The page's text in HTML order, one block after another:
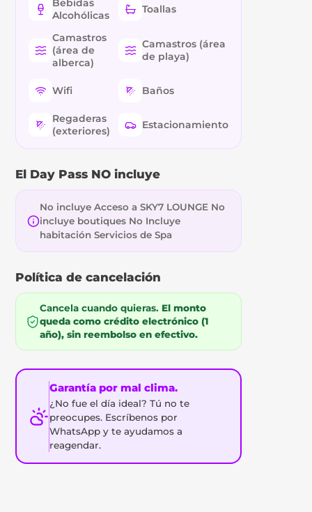
Bebidas
Alcohólicas
Toallas
Camastros
(área de
alberca)
Camastros (área
de playa)
Wifi Baños
Regaderas
(exteriores)
Estacionamiento
El Day Pass NO incluye
No incluye Acceso a SKY7 LOUNGE No
incluye boutiques No Incluye
habitación Servicios de Spa
Política de cancelación
Cancela cuando quieras. El monto
queda como crédito electrónico (1
año), sin reembolso en efectivo.
Garantía por mal clima.
¿No fue el día ideal? Tú no te
preocupes. Escríbenos por
WhatsApp y te ayudamos a
reagendar.